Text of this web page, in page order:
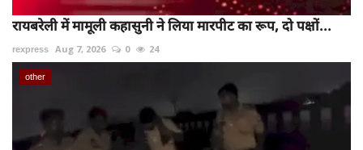
रायबरेली में मामूली कहासुनी ने लिया मारपीट का रूप, दो पक्षों...
rexpress Aug 7, 2026 0 24
other